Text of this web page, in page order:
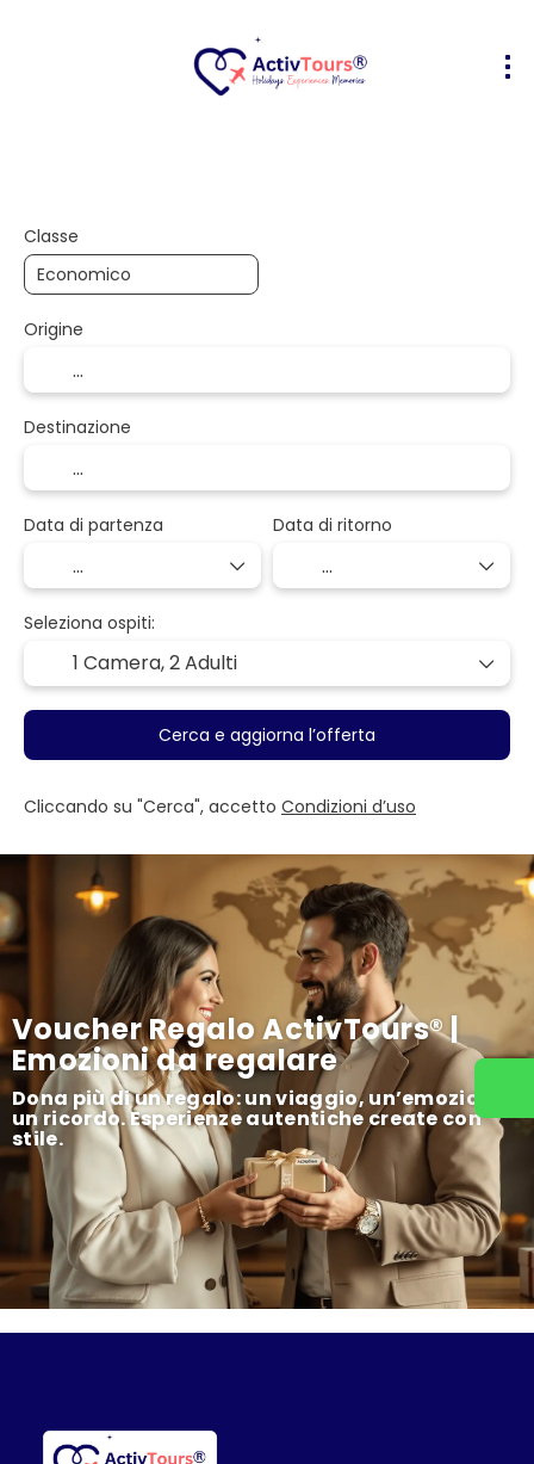
Voucher Regalo ActivTours® |
Emozioni da regalare
Dona più di un regalo: un viaggio, un’emozione,
un ricordo. Esperienze autentiche create con
stile.
Classe
Origine
Destinazione
Data di partenza Data di ritorno
Seleziona ospiti:
1 Camera,2 Adulti
Cerca e aggiorna l’offerta
Cliccando su "Cerca", accetto Condizioni d’uso